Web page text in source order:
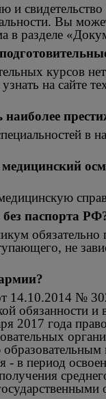
и
Вы
в разделе
курсов
на сайте
в
паспорта
обязательно
не
14.10.2014 №
обязанности и
2017 года
- в период